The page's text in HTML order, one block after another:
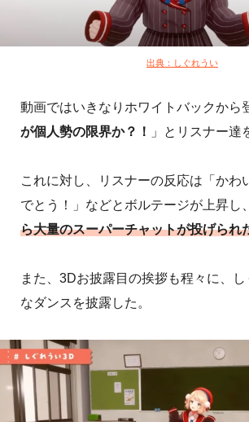
出典：しぐれうい
動画ではいきなりホワイトバックから
が個人勢の限界か？！
」とリスナー達
これに対し、リスナーの反応は「かわ
でとう！」などとボルテージが上昇し、
ら大量のスーパーチャットが投げられ
また、3Dお披露目の挨拶も程々に、
なダンスを披露した。